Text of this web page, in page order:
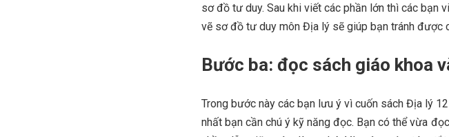
sơ đồ tư duy. Sau khi viết các phần lớn thì các bạn
vẽ sơ đồ tư duy môn Địa lý sẽ giúp bạn tránh được
Bước ba: đọc sách giáo khoa
Trong bước này các bạn lưu ý vì cuốn sách Địa lý
nhất bạn cần chú ý kỹ năng đọc. Bạn có thể vừa